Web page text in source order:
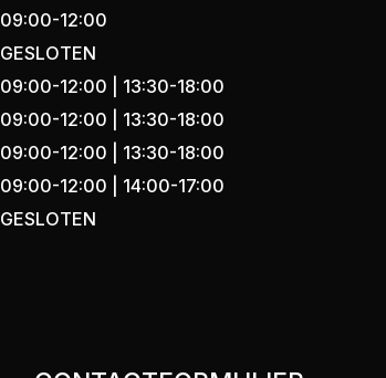
09:00-12:00
GESLOTEN
09:00-12:00 | 13:30-18:00
09:00-12:00 | 13:30-18:00
09:00-12:00 | 13:30-18:00
09:00-12:00 | 14:00-17:00
GESLOTEN